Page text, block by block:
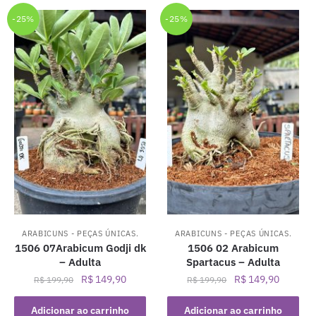
-25%
ARABICUNS - PEÇAS ÚNICAS.
1506 07Arabicum Godji dk
– Adulta
R$199,90
O
preço
original
R$ 149,90O
preço
atual
Adicionar ao carrinho
-25%
ARABICUNS - PEÇAS ÚNICAS.
1506 02 Arabicum
Spartacus – Adulta
R$199,90
O
preço
original
R$ 149,90O
preço
atual
Adicionar ao carrinho